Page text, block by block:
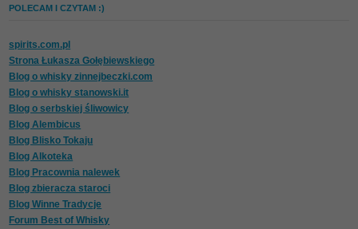
POLECAM I CZYTAM :)
spirits.com.pl
Strona Łukasza Gołębiewskiego
Blog o whisky zinnejbeczki.com
Blog o whisky stanowski.it
Blog o serbskiej śliwowicy
Blog Alembicus
Blog Blisko Tokaju
Blog Alkoteka
Blog Pracownia nalewek
Blog zbieracza staroci
Blog Winne Tradycje
Forum Best of Whisky